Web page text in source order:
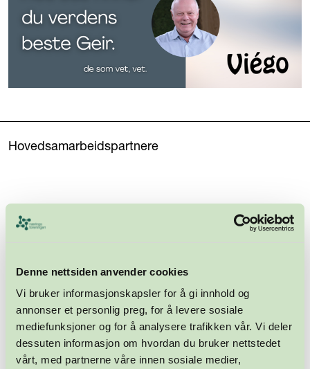
Denne nettsiden anvender cookies
Vi bruker informasjonskapsler for å gi innhold og
annonser et personlig preg, for å levere sosiale
mediefunksjoner og for å analysere trafikken vår. Vi deler
dessuten informasjon om hvordan du bruker nettstedet
vårt, med partnerne våre innen sosiale medier,
Hovedsamarbeidspartnere